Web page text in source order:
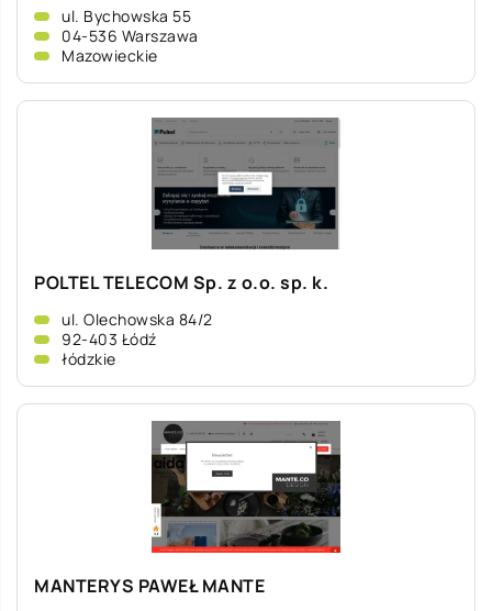
ul. Bychowska 55
04-536 Warszawa
Mazowieckie
POLTEL TELECOM Sp. z o.o. sp. k.
ul. Olechowska 84/2
92-403 Łódź
łódzkie
MANTERYS PAWEŁ MANTE